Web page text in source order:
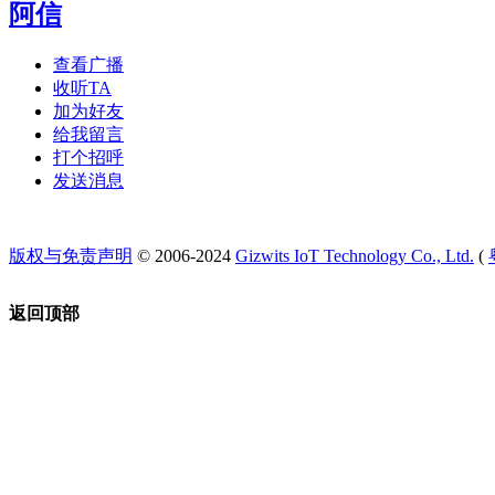
阿信
查看广播
收听TA
加为好友
给我留言
打个招呼
发送消息
版权与免责声明 © 2006-2024 Gizwits IoT Technology Co., Ltd. (
返回顶部